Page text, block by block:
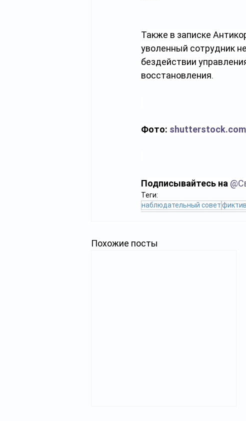
Также в записке
уволенный сотрудник
бездействии
восстановления.
Фото:
Подписывайтесь на @
Теги:
наблюдательный совет
Похожие посты